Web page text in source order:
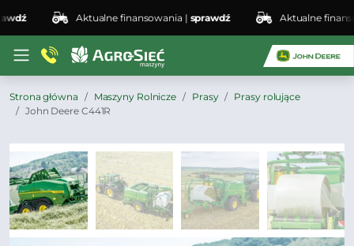
Aktualne finansowania |sprawdź Aktualne
Strona główna Maszyny Rolnicze Prasy
Prasy rolujące
John Deere C441R